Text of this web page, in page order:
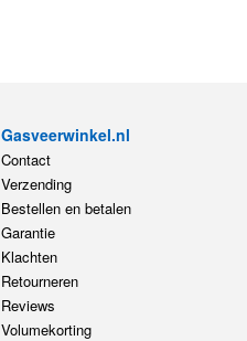
Gasveerwinkel.nl
Contact
Verzending
Bestellen en betalen
Garantie
Klachten
Retourneren
Reviews
Volumekorting